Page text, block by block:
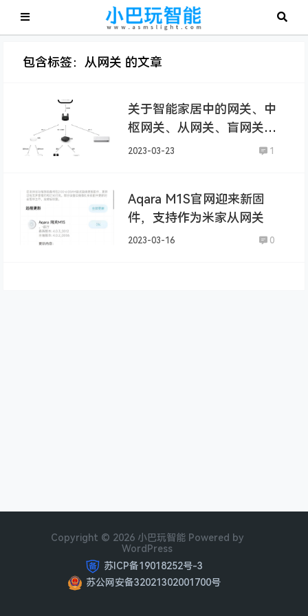
包含标签：从网关 的文章
关于智能家居中的网关、中
枢网关、从网关、盲网关的
定义
2023-03-23 1
Aqara M1S官网迎来新固
件，支持作为米家从网关
2023-03-16 0
Copyright © 2026 小巴玩智能 Powered by
WordPress
苏ICP备19018252号-3
苏公网安备32021302001700号